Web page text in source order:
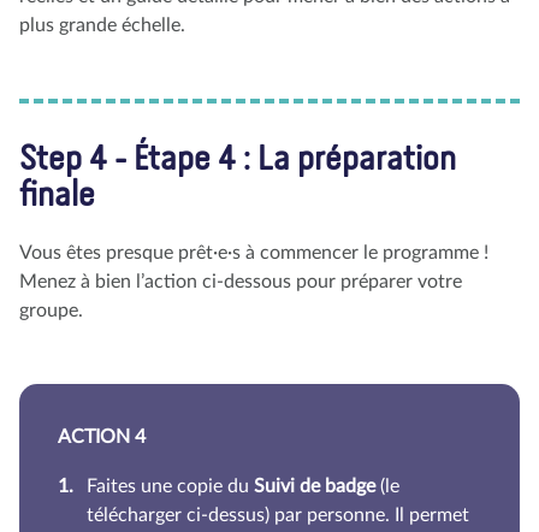
plus grande échelle.
Step 4 - Étape 4 : La préparation
finale
Vous êtes presque prêt·e·s à commencer le programme !
Menez à bien l’action ci-dessous pour préparer votre
groupe.
ACTION 4
Faites une copie du Suivi de badge(le
télécharger ci-dessus) par personne. Il permet